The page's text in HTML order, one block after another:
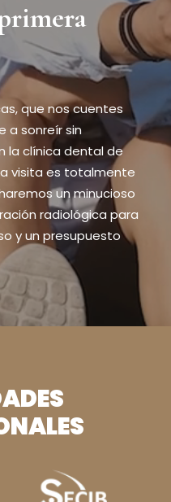
que nos cuentes
a sonreír sin
la clínica dental de
visita es totalmente
un minucioso
radiológica para
y un presupuesto